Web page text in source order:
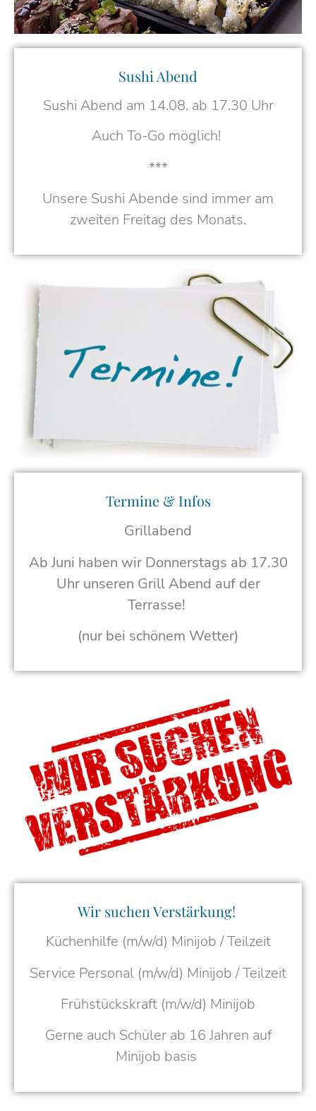
Sushi Abend
Sushi Abend am 14.08. ab 17.30 Uhr
Auch To-Go möglich!
***
Unsere Sushi Abende sind immer am
zweiten Freitag des Monats.
Termine & Infos
Grillabend
Ab Juni haben wir Donnerstags ab 17.30
Uhr unseren Grill Abend auf der
Terrasse!
(nur bei schönem Wetter)
Wir suchen Verstärkung!
Küchenhilfe (m/w/d) Minijob / Teilzeit
Service Personal (m/w/d) Minijob / Teilzeit
Frühstückskraft (m/w/d) Minijob
Gerne auch Schüler ab 16 Jahren auf
Minijob basis